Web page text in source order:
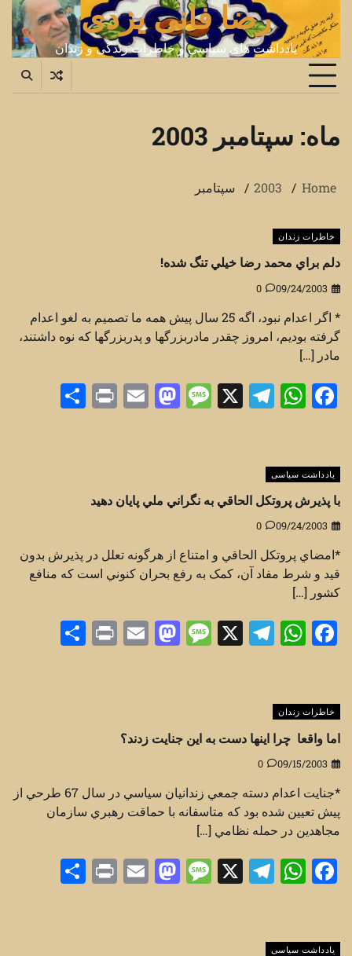
content
رضا فانی یزدی
یادداشت های سیاسی و خاطرات زندگی و زندان
ماه: سپتامبر 2003
Home
2003 سپتامبر
خاطرات زندان
دلم براي محمد رضا خيلي تنگ شده!
09/24/2003
0
* اگر اعدام نبود، اگه 25 سال پيش همه ما تصميم به لغو اعدام
گرفته بوديم، امروز چقدر مادربزرگها و پدربزرگها که نوه داشتند،
مادر […]
Facebook
WhatsApp
Telegram
X
Message
Mastodon
Email
Print
یادداشت سیاسی
با پذيرش پروتکل الحاقي به نگراني ملي پايان دهيد
09/24/2003
0
*امضاي پروتکل الحاقي و امتناع از هرگونه تعلل در پذيرش بدون
قيد و شرط مفاد آن، کمک به رفع بحران کنوني است که منافع
کشور […]
Facebook
WhatsApp
Telegram
X
Message
Mastodon
Email
Print
خاطرات زندان
اما واقعا چرا اينها دست به اين جنايت زدند؟
09/15/2003
0
*جنايت اعدام دسته جمعي زندانيان سياسي در سال 67 طرحي از
پيش تعيين شده بود که متاسفانه با حماقت رهبري سازمان
مجاهدين در حمله نظامي […]
Facebook
WhatsApp
Telegram
X
Message
Mastodon
Email
Print
یادداشت سیاسی